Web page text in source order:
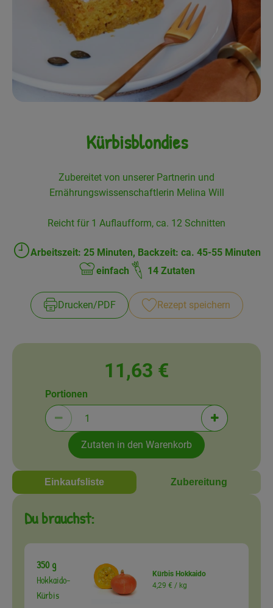
Frisches
Haltbares
Getränke
Gratis Ökokiste im Wert von 25 Euro
Veranstaltungen
Kundenbrief
Amperhof-Blog
Entdecken
Kürbisblondies
Zubereitet von unserer Partnerin und
Ernährungswissenschaftlerin Melina Will
Reicht für 1 Auflaufform, ca. 12 Schnitten
Zubreitungszeit:
Arbeitszeit: 25 Minuten, Backzeit: ca. 45-55 Minuten
Schwierigkeit:
einfach 14 Zutaten
Drucken​/​PDF Rezept speichern
11,63 €
Portionen verringern (aktuell 1 Portionen
Portionen
Portionen
Zutaten in den Warenkorb
Einkaufsliste Zubereitung
Du brauchst:
350 g
Hokkaido-
Kürbis
Kürbis Hokkaido
4,29 € / kg